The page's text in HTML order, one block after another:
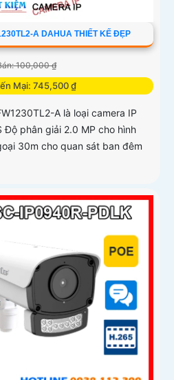
A DAHUA THIẾT KẾ ĐẸP
100,000 ₫
Mại: 745,500 ₫
A là loại camera IP
phân giải 2.0 MP cho hình
30m cho quan sát ban đêm